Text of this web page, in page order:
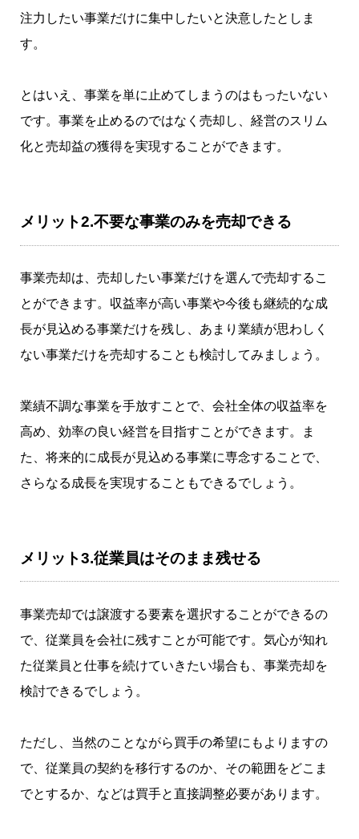
注力したい事業だけに集中したいと決意したとしま
す。
とはいえ、事業を単に止めてしまうのはもったいない
です。事業を止めるのではなく売却し、経営のスリム
化と売却益の獲得を実現することができます。
メリット2.不要な事業のみを売却できる
事業売却は、売却したい事業だけを選んで売却するこ
とができます。収益率が高い事業や今後も継続的な成
長が見込める事業だけを残し、あまり業績が思わしく
ない事業だけを売却することも検討してみましょう。
業績不調な事業を手放すことで、会社全体の収益率を
高め、効率の良い経営を目指すことができます。ま
た、将来的に成長が見込める事業に専念することで、
さらなる成長を実現することもできるでしょう。
メリット3.従業員はそのまま残せる
事業売却では譲渡する要素を選択することができるの
で、従業員を会社に残すことが可能です。気心が知れ
た従業員と仕事を続けていきたい場合も、事業売却を
検討できるでしょう。
ただし、当然のことながら買手の希望にもよりますの
で、従業員の契約を移行するのか、その範囲をどこま
でとするか、などは買手と直接調整必要があります。